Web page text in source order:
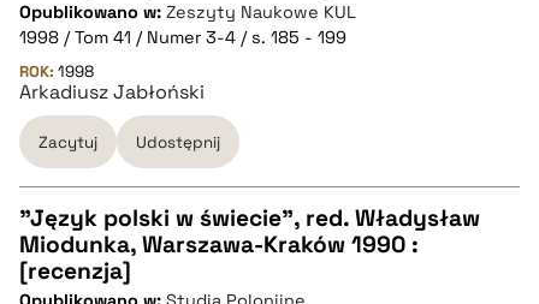
CZYSTY TEKST
pobierz cytat
BIBTEX
pobierz cytat
Opublikowano w: Zeszyty Naukowe KUL
1998 / Tom 41 / Numer 3-4 / s. 185 - 199
ROK: 1998
Arkadiusz Jabłoński
Zacytuj Udostępnij
CZYSTY TEKST
"Język polski w świecie", red. Władysław
Miodunka, Warszawa-Kraków 1990 :
[recenzja]